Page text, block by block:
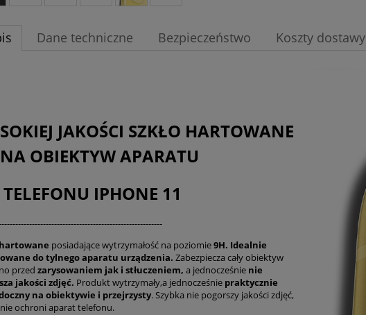
Dane techniczne Bezpieczeństwo Koszty dostawy
JAKOŚCI SZKŁO HARTOWANE
OBIEKTYW APARATU
IPHONE 11
hartowane posiadające wytrzymałość na poziomie9H. Idealnie
do tylnego aparatu urządzenia. Zabezpiecza cały obiektyw
przed zarysowaniem jak i stłuczeniem, a jednocześnie nie
jakości zdjęć. Produkt wytrzymały,a jednocześnie praktycznie
na obiektywie i przejrzysty. Szybka nie pogorszy jakości zdjęć,
ochroni aparat telefonu.